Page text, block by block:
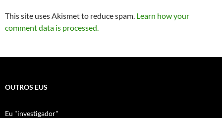
This site uses Akismet to reduce spam. Learn how your
comment data is processed.
OUTROS EUS
Eu "investigador"